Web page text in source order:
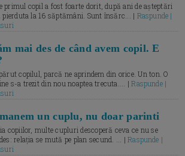
primul copil a fost foarte dorit, după ani de așteptări
la 16 săptămâni. Sunt însărc... | Raspunde |
mai des de când avem copil. E
copilul, parcă ne aprindem din orice. Un ton. O
s-a trezit din nou noaptea trecuta.... |Raspunde |
un cuplu, nu doar parinti
copiilor, multe cupluri descoperă ceva ce nu se
relația se mută pe plan secund. ... |Raspunde |